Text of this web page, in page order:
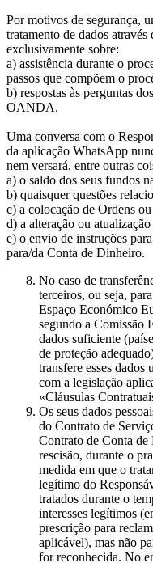
Por motivos de segurança,
tratamento de dados
exclusivamente sobre:
a) assistência durante o
passos que compõem o
b) respostas às perguntas
OANDA.
Uma conversa com o
da aplicação WhatsApp
nem versará, entre outras
a) o saldo dos seus fundos
b) quaisquer questões
c) a colocação de Ordens
d) a alteração ou
e) o envio de instruções
para/da Conta de Dinheiro.
No caso de
terceiros, ou seja,
Espaço Económico
segundo a Comissão
dados suficiente
de proteção
transfere esses
com a legislação
«Cláusulas
Os seus dados
do Contrato de
Contrato de Conta de
rescisão, durante o
medida em que o
legítimo do
tratados durante o
interesses legítimos
prescrição para
aplicável), mas não
for reconhecida. No